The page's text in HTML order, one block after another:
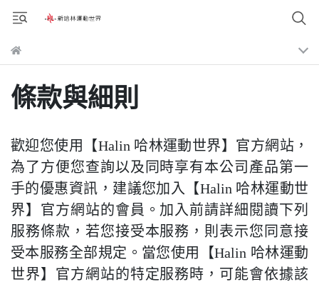
條款與細則
歡迎您使用【Halin 哈林運動世界】官方網站，
為了方便您查詢以及同時享有本公司產品第一
手的優惠資訊，建議您加入【Halin 哈林運動世
界】官方網站的會員。加入前請詳細閱讀下列
服務條款，若您接受本服務，則表示您同意接
受本服務全部規定。當您使用【Halin 哈林運動
世界】官方網站的特定服務時，可能會依據該